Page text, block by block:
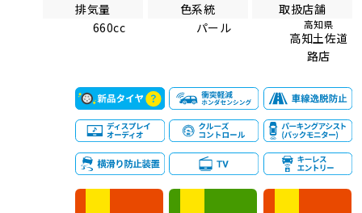
排気量
660cc
色系統
パール
取扱店舗
高知県
高知土佐道
路店